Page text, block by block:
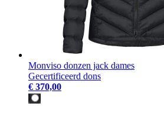
Monviso donzen jack dames
Gecertificeerd dons
€ 370,00